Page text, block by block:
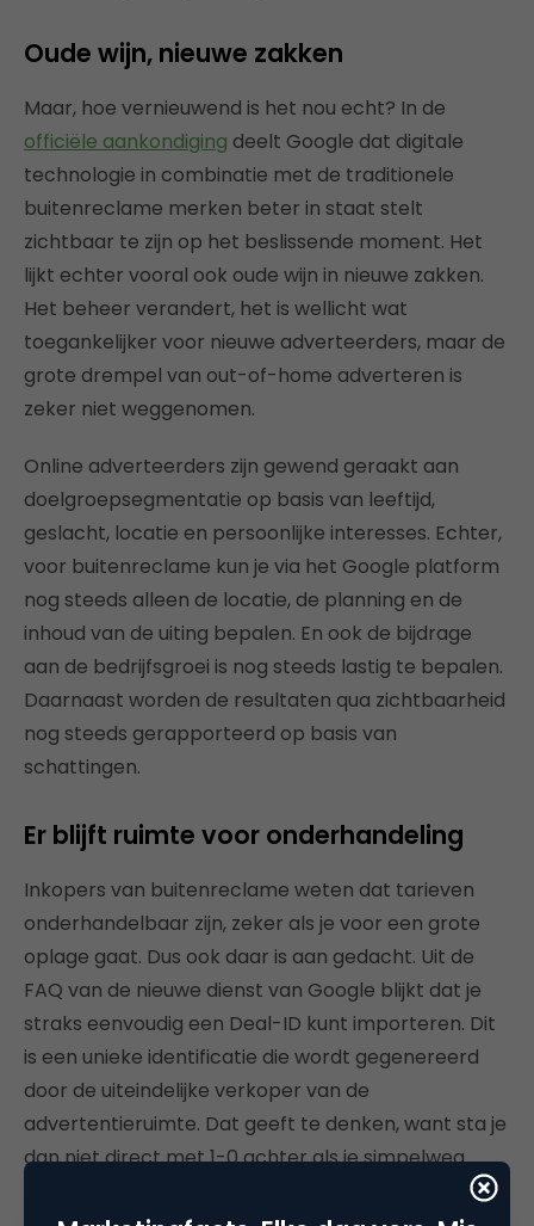
Oude wijn, nieuwe zakken
Maar, hoe vernieuwend is het nou echt? In de
officiële aankondiging deelt Google dat digitale
technologie in combinatie met de traditionele
buitenreclame merken beter in staat stelt
zichtbaar te zijn op het beslissende moment. Het
lijkt echter vooral ook oude wijn in nieuwe zakken.
Het beheer verandert, het is wellicht wat
toegankelijker voor nieuwe adverteerders, maar de
grote drempel van out-of-home adverteren is
zeker niet weggenomen.
Online adverteerders zijn gewend geraakt aan
doelgroepsegmentatie op basis van leeftijd,
geslacht, locatie en persoonlijke interesses. Echter,
voor buitenreclame kun je via het Google platform
nog steeds alleen de locatie, de planning en de
inhoud van de uiting bepalen. En ook de bijdrage
aan de bedrijfsgroei is nog steeds lastig te bepalen.
Daarnaast worden de resultaten qua zichtbaarheid
nog steeds gerapporteerd op basis van
schattingen.
Er blijft ruimte voor onderhandeling
Inkopers van buitenreclame weten dat tarieven
onderhandelbaar zijn, zeker als je voor een grote
oplage gaat. Dus ook daar is aan gedacht. Uit de
FAQ van de nieuwe dienst van Google blijkt dat je
straks eenvoudig een Deal-ID kunt importeren. Dit
is een unieke identificatie die wordt gegenereerd
door de uiteindelijke verkoper van de
advertentieruimte. Dat geeft te denken, want sta je
dan niet direct met 1-0 achter als je simpelweg